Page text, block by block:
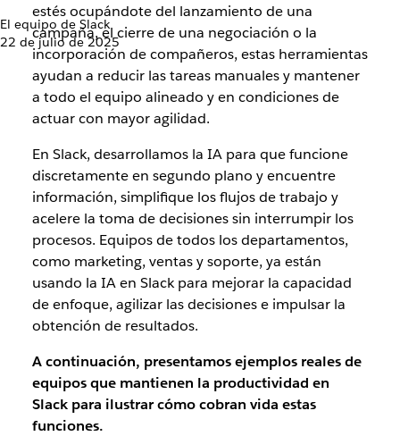
El equipo de Slack
22 de julio de 2025
estés ocupándote del lanzamiento de una
campaña, el cierre de una negociación o la
incorporación de compañeros, estas herramientas
ayudan a reducir las tareas manuales y mantener
a todo el equipo alineado y en condiciones de
actuar con mayor agilidad.
En Slack, desarrollamos la IA para que funcione
discretamente en segundo plano y encuentre
información, simplifique los flujos de trabajo y
acelere la toma de decisiones sin interrumpir los
procesos. Equipos de todos los departamentos,
como marketing, ventas y soporte, ya están
usando la IA en Slack para mejorar la capacidad
de enfoque, agilizar las decisiones e impulsar la
obtención de resultados.
A continuación, presentamos ejemplos reales de
equipos que mantienen la productividad en
Slack para ilustrar cómo cobran vida estas
funciones.